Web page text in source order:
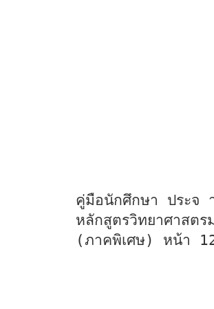
คู่มือนักศึกษา ประจ
หลักสูตรวิทยาศาสต
(ภาคพิเศษ) หน้า